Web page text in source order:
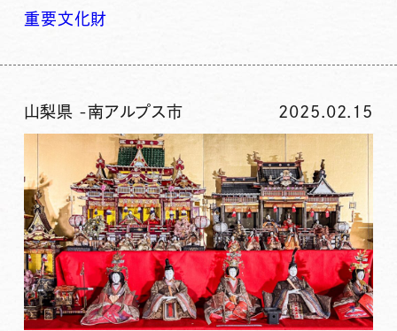
重要文化財
山梨県 -南アルプス市 2025.02.15